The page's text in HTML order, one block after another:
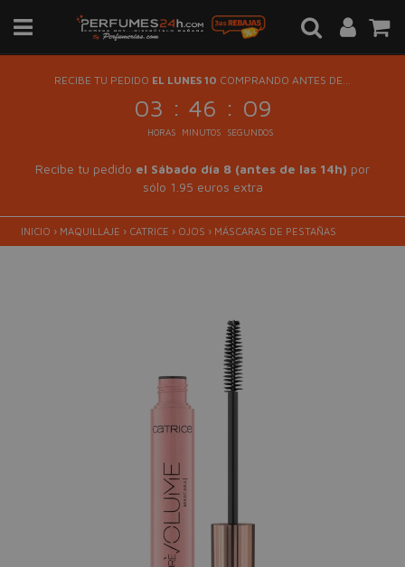
RECIBE TU PEDIDO EL LUNES 10 COMPRANDO ANTES DE...
03 : 46 : 09
HORAS MINUTOS SEGUNDOS
Recibe tu pedido el Sábado día 8 (antes de las 14h) por
sólo 1.95 euros extra
INICIO › MAQUILLAJE › CATRICE › OJOS › MÁSCARAS DE PESTAÑAS